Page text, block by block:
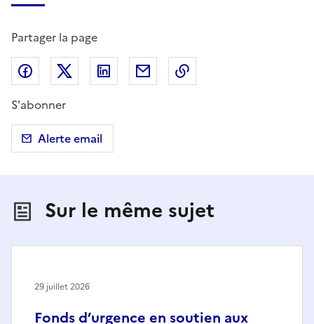
Partager la page
Partager sur Facebook
Partager sur X (anciennement Twitter)
Partager sur LinkedIn
Partager par email
S'abonner
Alerte email
Sur le même sujet
Fonds d’urgence en soutien aux
29 juillet 2026